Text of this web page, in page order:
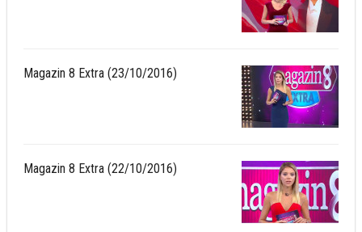
Magazin 8 Extra (23/10/2016)
Magazin 8 Extra (22/10/2016)